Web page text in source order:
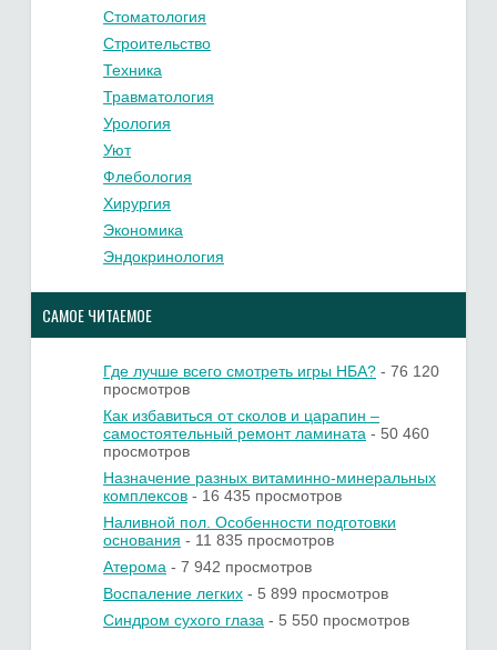
Стоматология
Строительство
Техника
Травматология
Урология
Уют
Флебология
Хирургия
Экономика
Эндокринология
САМОЕ ЧИТАЕМОЕ
Где лучше всего смотреть игры НБА? - 76 120
просмотров
Как избавиться от сколов и царапин –
самостоятельный ремонт ламината - 50 460
просмотров
Назначение разных витаминно-минеральных
комплексов - 16 435 просмотров
Наливной пол. Особенности подготовки
основания - 11 835 просмотров
Атерома - 7 942 просмотров
Воспаление легких - 5 899 просмотров
Синдром сухого глаза - 5 550 просмотров